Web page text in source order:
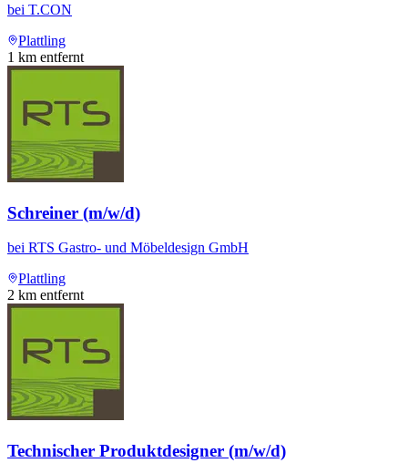
bei T.CON
Plattling
1 km entfernt
Schreiner (m/w/d)
bei RTS Gastro- und Möbeldesign GmbH
Plattling
2 km entfernt
Technischer Produktdesigner (m/w/d)